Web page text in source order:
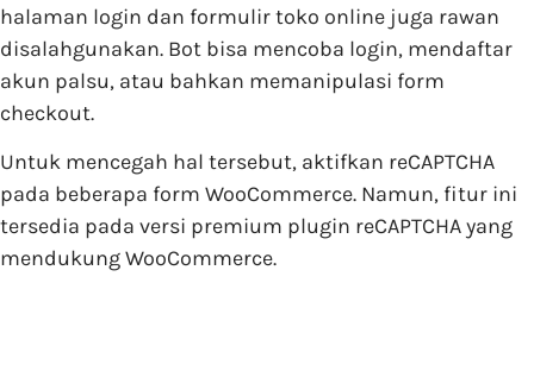
halaman login dan formulir toko online juga rawan
disalahgunakan. Bot bisa mencoba login, mendaftar
akun palsu, atau bahkan memanipulasi form
checkout.
Untuk mencegah hal tersebut, aktifkan reCAPTCHA
pada beberapa form WooCommerce. Namun, fitur ini
tersedia pada versi premium plugin reCAPTCHA yang
mendukung WooCommerce.